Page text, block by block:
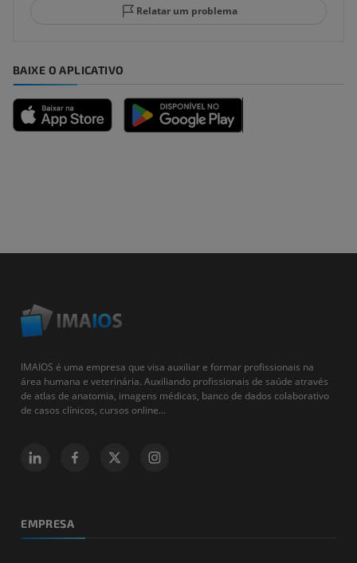
Relatar um problema
BAIXE O APLICATIVO
IMAIOS é uma empresa que visa auxiliar e formar profissionais na
área humana e veterinária. Auxiliando profissionais de saúde através
de atlas de anatomia, imagens médicas, banco de dados colaborativo
de casos clínicos, cursos online...
EMPRESA